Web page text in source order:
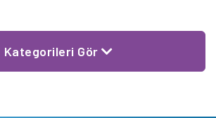
Kategorileri Gör